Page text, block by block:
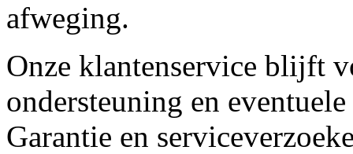
afweging.
Onze klantenservice blijft
ondersteuning en
Garantie en